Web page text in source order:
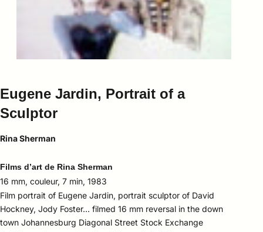
Eugene Jardin, Portrait of a
Sculptor
Rina Sherman
Films d’art de Rina Sherman
16 mm, couleur, 7 min, 1983
Film portrait of Eugene Jardin, portrait sculptor of David
Hockney, Jody Foster… filmed 16 mm reversal in the down
town Johannesburg Diagonal Street Stock Exchange